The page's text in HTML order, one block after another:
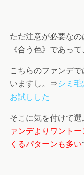
ただ注意が必要な
《合う色》であっ
こちらのファンデ
いますし。⇒シミ
お試しした
そこに気を付けて選
ァンデよりワント
くるパターンも多い